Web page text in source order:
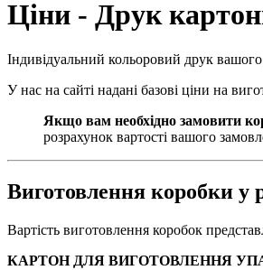
Ціни - Друк
Індивідуальний кольоровий друк
У нас на сайті надані базові ціни на
Якщо вам необхідно замовити
розрахунок вартості вашого
Виготовлення коробки у
Вартість виготовлення коробок
КАРТОН ДЛЯ ВИГОТОВЛЕННЯ